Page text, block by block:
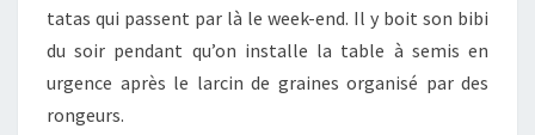
tatas qui passent par là le week-end. Il y boit son bibi
du soir pendant qu’on installe la table à semis en
urgence après le larcin de graines organisé par des
rongeurs.